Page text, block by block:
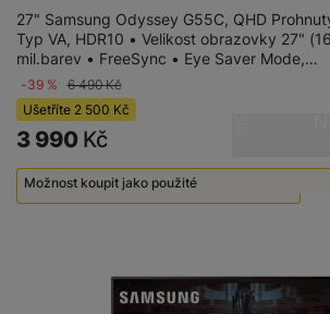
27" Samsung Odyssey G55C, QHD
Typ VA, HDR10 • Velikost obrazovky 27"
mil.barev • FreeSync • Eye Saver Mode,…
-39 % 6 490Kč
Ušetříte 2 500 Kč
3 990 Kč
Možnost koupit jako použité